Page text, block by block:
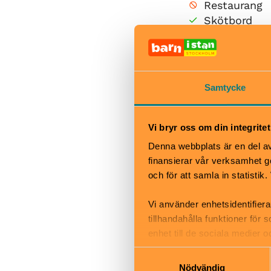
Samtycke
Vi bryr oss om din integritet
Denna webbplats är en del
finansierar vår verksamhet
och för att samla in
Vi använder
tillhandahålla funktioner för
enhet till de sociala medier
informationen med annan
Nödvändig
Restaurang
Skötbord